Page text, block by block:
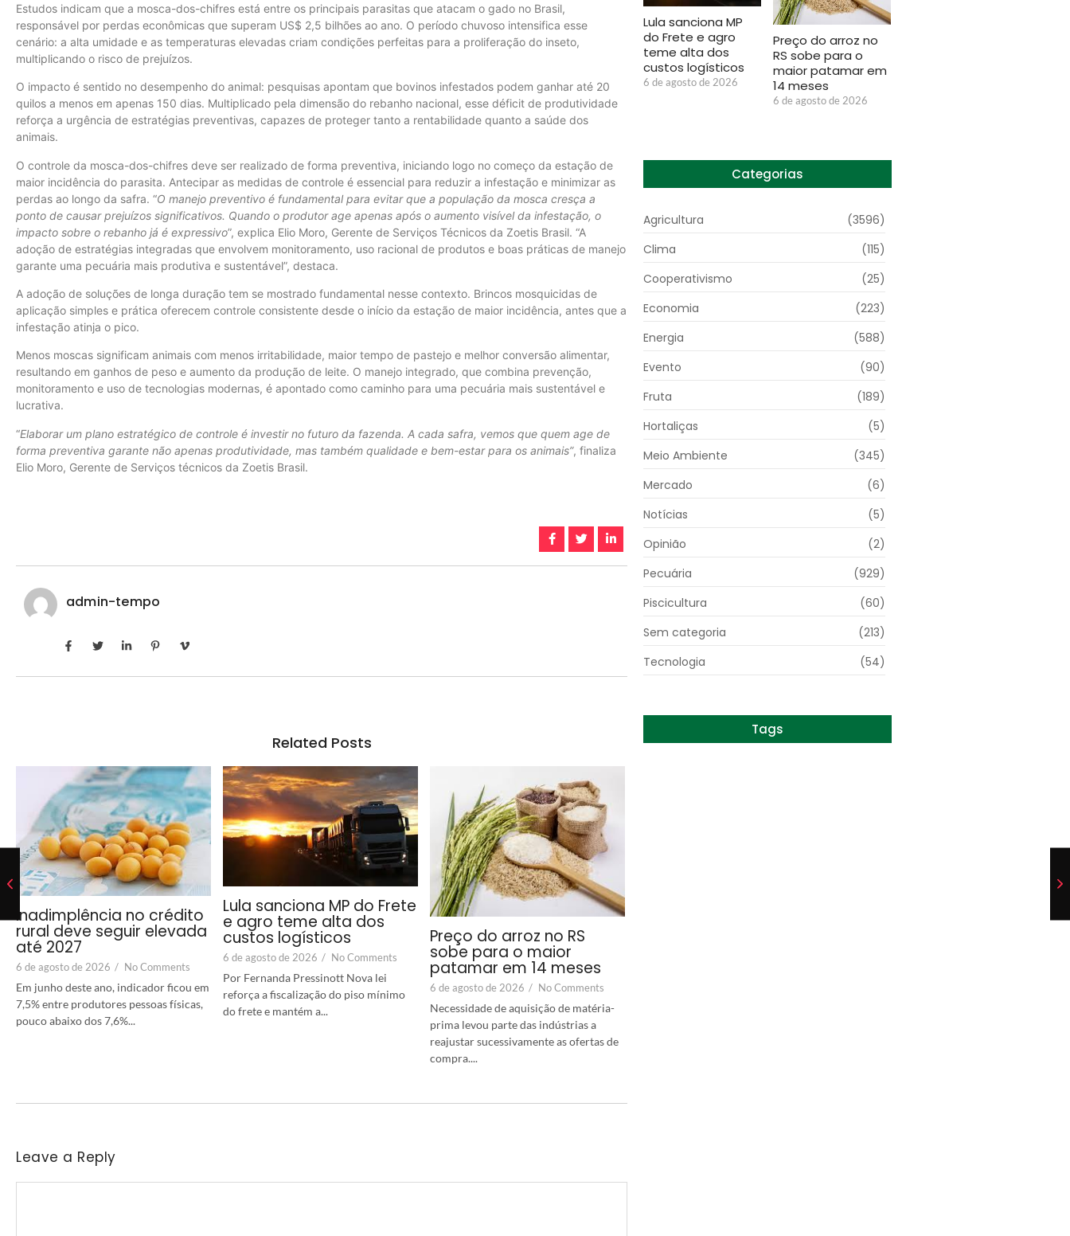
Estudos indicam que a mosca-dos-chifres está entre os principais parasitas que atacam o gado no Brasil,
responsável por perdas econômicas que superam US$ 2,5 bilhões ao ano. O período chuvoso intensifica esse
cenário: a alta umidade e as temperaturas elevadas criam condições perfeitas para a proliferação do inseto,
multiplicando o risco de prejuízos.
O impacto é sentido no desempenho do animal: pesquisas apontam que bovinos infestados podem ganhar até 20
quilos a menos em apenas 150 dias. Multiplicado pela dimensão do rebanho nacional, esse déficit de produtividade
reforça a urgência de estratégias preventivas, capazes de proteger tanto a rentabilidade quanto a saúde dos
animais.
O controle da mosca-dos-chifres deve ser realizado de forma preventiva, iniciando logo no começo da estação de
maior incidência do parasita. Antecipar as medidas de controle é essencial para reduzir a infestação e minimizar as
perdas ao longo da safra. “O manejo preventivo é fundamental para evitar que a população da mosca cresça a
ponto de causar prejuízos significativos. Quando o produtor age apenas após o aumento visível da infestação, o
impacto sobre o rebanho já é expressivo”, explica Elio Moro, Gerente de Serviços Técnicos da Zoetis Brasil. “A
adoção de estratégias integradas que envolvem monitoramento, uso racional de produtos e boas práticas de manejo
garante uma pecuária mais produtiva e sustentável”, destaca.
A adoção de soluções de longa duração tem se mostrado fundamental nesse contexto. Brincos mosquicidas de
aplicação simples e prática oferecem controle consistente desde o início da estação de maior incidência, antes que a
infestação atinja o pico.
Menos moscas significam animais com menos irritabilidade, maior tempo de pastejo e melhor conversão alimentar,
resultando em ganhos de peso e aumento da produção de leite. O manejo integrado, que combina prevenção,
monitoramento e uso de tecnologias modernas, é apontado como caminho para uma pecuária mais sustentável e
lucrativa.
“Elaborar um plano estratégico de controle é investir no futuro da fazenda. A cada safra, vemos que quem age de
forma preventiva garante não apenas produtividade, mas também qualidade e bem-estar para os animais”, finaliza
Elio Moro, Gerente de Serviços técnicos da Zoetis Brasil.
admin-tempo
Related Posts
Inadimplência no crédito
rural deve seguir elevada
até 2027
6 de agosto de 2026 / No Comments
Em junho deste ano, indicador ficou em
7,5% entre produtores pessoas físicas,
pouco abaixo dos 7,6%...
Lula sanciona MP do Frete
e agro teme alta dos
custos logísticos
6 de agosto de 2026 / No Comments
Por Fernanda Pressinott Nova lei
reforça a fiscalização do piso mínimo
do frete e mantém a...
Preço do arroz no RS
sobe para o maior
patamar em 14 meses
6 de agosto de 2026 / No Comments
Necessidade de aquisição de matéria-
prima levou parte das indústrias a
reajustar sucessivamente as ofertas de
compra....
Leave a Reply
Lula sanciona MP
do Frete e agro
teme alta dos
custos logísticos
6 de agosto de 2026
Preço do arroz no
RS sobe para o
maior patamar em
14 meses
6 de agosto de 2026
Categorias
Agricultura
(3596)
Clima
(115)
Cooperativismo
(25)
Economia
(223)
Energia
(588)
Evento
(90)
Fruta
(189)
Hortaliças
(5)
Meio Ambiente
(345)
Mercado
(6)
Notícias
(5)
Opinião
(2)
Pecuária
(929)
Piscicultura
(60)
Sem categoria
(213)
Tecnologia
(54)
Tags